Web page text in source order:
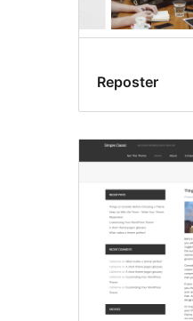
Reposter